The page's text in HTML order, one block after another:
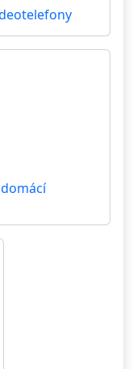
domácí